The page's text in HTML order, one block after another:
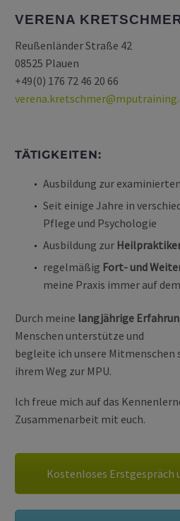
VERENA
Reußenländer Straße 42
08525 Plauen
+49(0) 176 72 46 20 66
TÄTIGKEITEN:
Ausbildung zur
Seit einige Jahre in
Pflege und Psychologie
Ausbildung zur
regelmäßig Fort- und
meine Praxis immer auf
Durch meine langjährige
Menschen unterstütze und
begleite ich unsere
ihrem Weg zur MPU.
Ich freue mich auf das
Zusammenarbeit mit euch.
Kostenloses Erstgespräch